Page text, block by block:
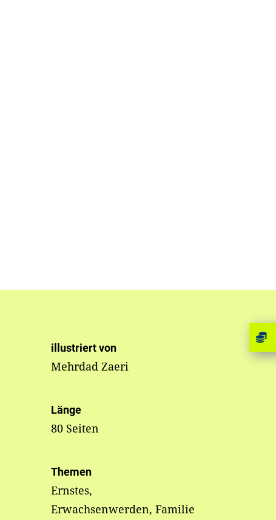
illustriert von
Mehrdad Zaeri
Länge
80 Seiten
Themen
Ernstes,
Erwachsenwerden, Familie